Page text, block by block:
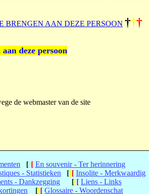
BRENGEN AAN DEZE PERSOON †††
deze persoon
de webmaster van de site
[[[ En souvenir - Ter herinnering
- Statistieken [[[ Insolite - Merkwaardig
- Dankzegging [[[ Liens - Links
[[[ Glossaire - Woordenschat